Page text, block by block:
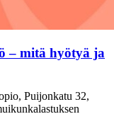
– mitä hyötyä ja
Puijonkatu 32,